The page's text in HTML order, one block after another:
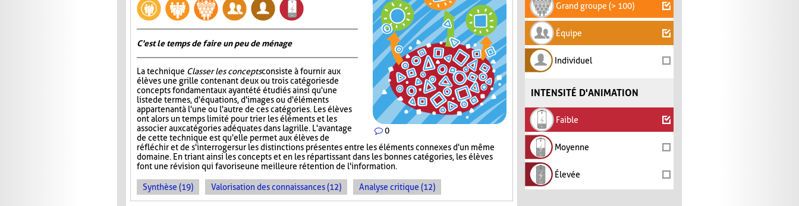
Grand groupe (> 100)
Équipe
Individuel
INTENSITÉ D'ANIMATION
Faible
Moyenne
Élevée
0
C'est le temps de faire un peu de ménage
La technique Classer les conceptsconsiste à fournir aux
élèves une grille contenant deux ou trois catégories de
concepts fondamentaux ayant été étudiés ainsi qu'une
liste de termes, d'équations, d'images ou d'éléments
appartenant à l'une ou l'autre de ces catégories. Les élèves
ont alors un temps limité pour trier les éléments et les
associer aux catégories adéquates dans la grille. L'avantage
de cette technique est qu'elle permet aux élèves de
réfléchir et de s'interroger sur les distinctions présentes entre les éléments connexes d'un même
domaine. En triant ainsi les concepts et en les répartissant dans les bonnes catégories, les élèves
font une révision qui favorise une meilleure rétention de l'information.
Synthèse (19) Valorisation des connaissances (12) Analyse critique (12)